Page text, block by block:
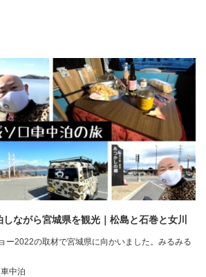
ながら宮城県を観光｜松島と石巻と女川
ー2022の取材で宮城県に向かいました。みるみる
車中泊